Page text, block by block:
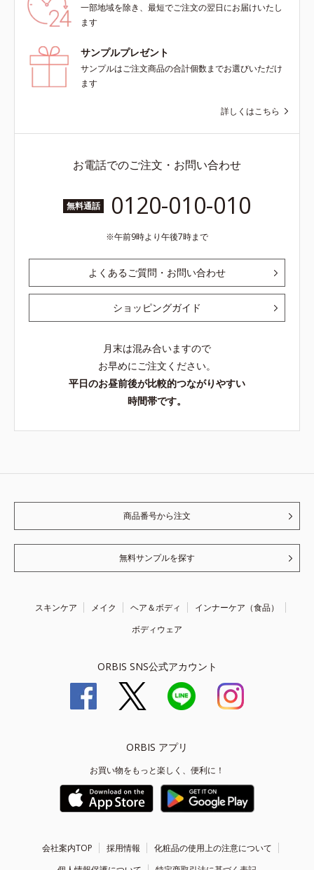
一部地域を除き、最短でご注文の翌日にお届けいたし
ます
サンプルプレゼント
サンプルはご注文商品の合計個数までお選びいただけ
ます
詳しくはこちら
お電話でのご注文・お問い合わせ
無料通話 0120-010-010
午前9時より午後7時まで
よくあるご質問・お問い合わせ
ショッピングガイド
月末は混み合いますので
お早めにご注文ください。
平日のお昼前後が比較的つながりやすい
時間帯です。
商品番号から注文
無料サンプルを探す
スキンケア メイク ヘア＆ボディ
インナーケア（食品）
ボディウェア
ORBIS SNS公式アカウント
ORBIS アプリ
お買い物をもっと楽しく、便利に！
会社案内TOP 採用情報
化粧品の使用上の注意について